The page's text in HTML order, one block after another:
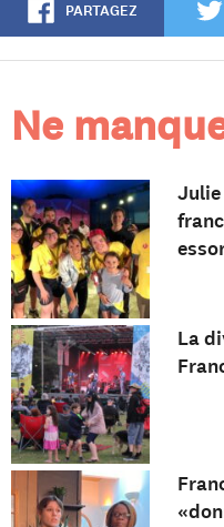
PARTAGEZ
Ne
Julie
La